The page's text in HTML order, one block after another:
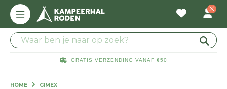
GRATIS VERZENDING VANAF €50
HOME GIMEX